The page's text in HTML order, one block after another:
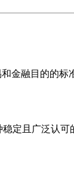
金融目的的标
定且广泛认